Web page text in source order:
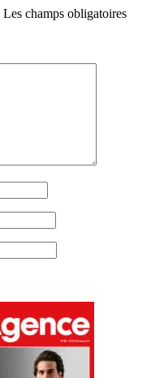
Les champs obligatoires